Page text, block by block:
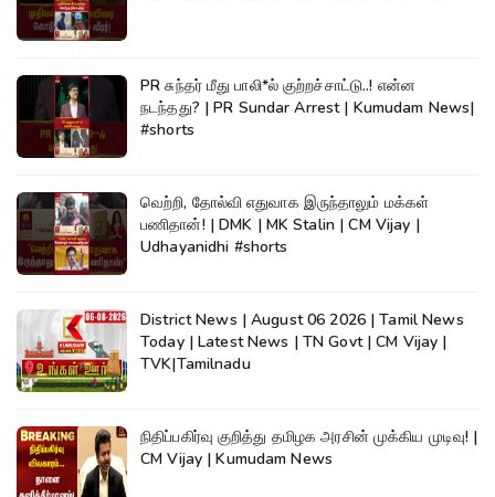
PR சுந்தர் மீது பாலி*ல் குற்றச்சாட்டு..! என்ன
நடந்தது? | PR Sundar Arrest | Kumudam News|
#shorts
வெற்றி, தோல்வி எதுவாக இருந்தாலும் மக்கள்
பணிதான்! | DMK | MK Stalin | CM Vijay |
Udhayanidhi #shorts
District News | August 06 2026 | Tamil News
Today | Latest News | TN Govt | CM Vijay |
TVK|Tamilnadu
நிதிப்பகிர்வு குறித்து தமிழக அரசின் முக்கிய முடிவு! |
CM Vijay | Kumudam News